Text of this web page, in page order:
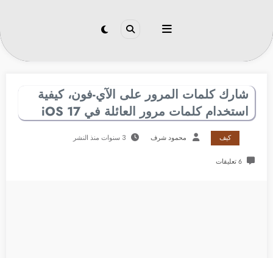
شارك كلمات المرور على الآي-فون، كيفية
استخدام كلمات مرور العائلة في iOS 17
كيف محمود شرف 3 سنوات منذ النشر
6 تعليقات